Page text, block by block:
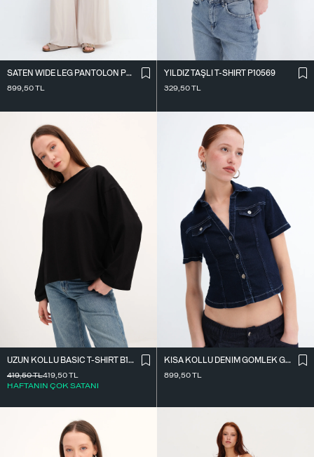
SATEN WIDE LEG PANTOLON PN17298
899,50TL
YILDIZ TAŞLI T-SHIRT P10569
329,50TL
UZUN KOLLU BASIC T-SHIRT B10571
419,50TL
HAFTANIN ÇOK SATANI
419,50TL
KISA KOLLU DENIM GÖMLEK G17600
899,50TL